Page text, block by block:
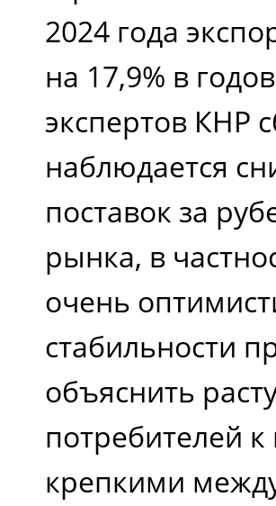
2024 года
на 17,9% в
экспертов КНР
наблюдается
поставок за
рынка, в
очень
стабильности
объяснить
потребителей
крепкими